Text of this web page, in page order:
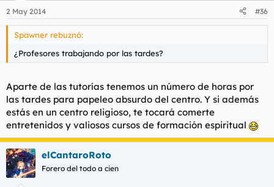
2 May 2014 #36
Spawner rebuznó:
¿Profesores trabajando por las tardes?
Aparte de las tutorías tenemos un número de horas por
las tardes para papeleo absurdo del centro. Y si además
estás en un centro religioso, te tocará comerte
entretenidos y valiosos cursos de formación espiritual
elCantaroRoto
Forero del todo a cien